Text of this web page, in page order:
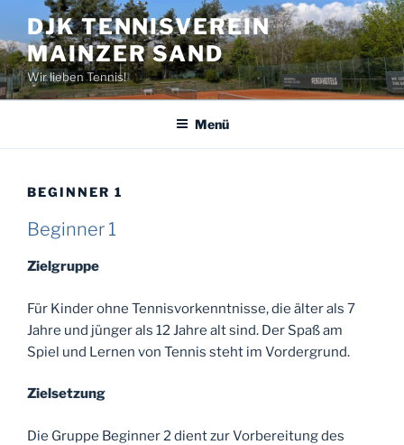
Inhalt
springen
DJK TENNISVEREIN
MAINZER SAND
Wir lieben Tennis!
Menü
BEGINNER 1
Beginner 1
Zielgruppe
Für Kinder ohne Tennisvorkenntnisse, die älter als 7
Jahre und jünger als 12 Jahre alt sind. Der Spaß am
Spiel und Lernen von Tennis steht im Vordergrund.
Zielsetzung
Die Gruppe Beginner 2 dient zur Vorbereitung des